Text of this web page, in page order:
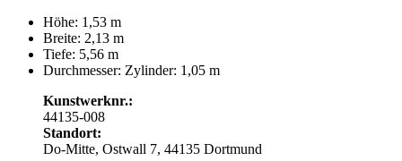
Höhe: 1,53 m
Breite: 2,13 m
Tiefe: 5,56 m
Durchmesser: Zylinder: 1,05 m
Kunstwerknr.:
44135-008
Standort:
Do-Mitte, Ostwall 7, 44135 Dortmund